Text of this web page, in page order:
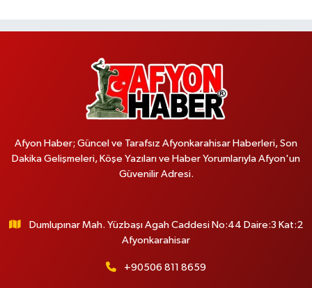
Afyon Haber; Güncel ve Tarafsız Afyonkarahisar Haberleri, Son
Dakika Gelişmeleri, Köşe Yazıları ve Haber Yorumlarıyla Afyon'un
Güvenilir Adresi.
Dumlupınar Mah. Yüzbaşı Agah Caddesi No:44 Daire:3 Kat:2
Afyonkarahisar
+90506 811 8659